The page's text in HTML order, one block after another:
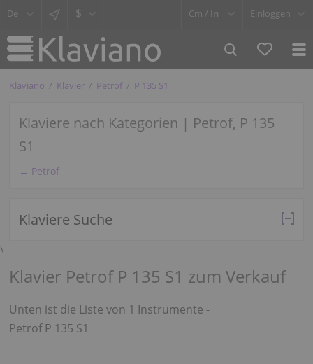
$ Cm / In Einloggen
Klaviano Klavier Petrof P 135 S1
Klaviere nach Kategorien | Petrof, P 135
S1
← Petrof
Klaviere Suche
\
Klavier Petrof P 135 S1 zum Verkauf
Unten ist die Liste von 1 Instrumente -
Petrof P 135 S1